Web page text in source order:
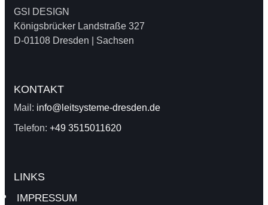
GSI DESIGN
Königsbrücker Landstraße 327
D-01108 Dresden | Sachsen
KONTAKT
Mail: info@leitsysteme-dresden.de
Telefon: +49 3515011620
LINKS
IMPRESSUM